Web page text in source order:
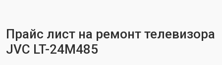
Прайс лист на ремонт телевизора
JVC LT-24M485